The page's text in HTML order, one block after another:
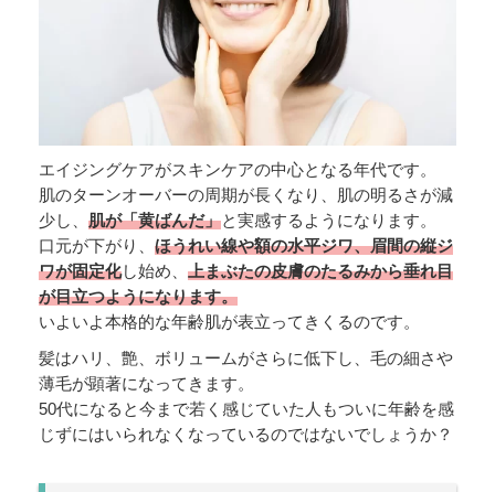
エイジングケアがスキンケアの中心となる年代です。
肌のターンオーバーの周期が長くなり、肌の明るさが減
少し、 肌が「黄ばんだ」と実感するようになります。
口元が下がり、 ほうれい線や額の水平ジワ、眉間の縦ジ
ワが固定化し始め、 上まぶたの皮膚のたるみから垂れ目
が目立つようになります。
いよいよ本格的な年齢肌が表立ってきくるのです。
髪はハリ、艶、ボリュームがさらに低下し、毛の細さや
薄毛が顕著になってきます。
50代になると今まで若く感じていた人もついに年齢を感
じずにはいられなくなっているのではないでしょうか？